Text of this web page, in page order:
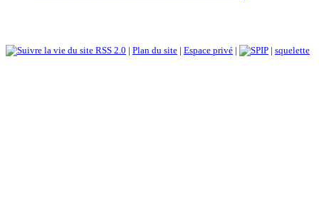
RSS 2.0 | Plan du site | Espace privé | | squelette